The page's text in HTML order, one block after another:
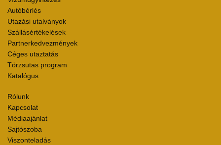
Autóbérlés
Utazási utalványok
Szállásértékelések
Partnerkedvezmények
Céges utaztatás
Törzsutas program
Katalógus
Rólunk
Kapcsolat
Médiaajánlat
Sajtószoba
Viszonteladás